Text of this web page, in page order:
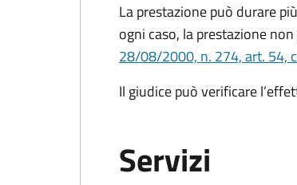
La prestazione può durare
ogni caso, la prestazione
28/08/2000, n. 274, art. 54,
Il giudice può verificare
Servizi